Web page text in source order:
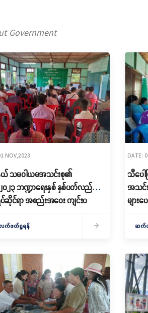
Government
NOV,2023
ယ် သမဝါယမအသင်းစု၏
၂၃ ဘဏ္ဍာရေးနှစ် နှစ်ပတ်လည်
ဆိုင်ရာ အစည်းအဝေး ကျင်းပ
က်ဖတ်ရှုရန်
DATE:
သီပေါ
အသင်
များ
ဆက်